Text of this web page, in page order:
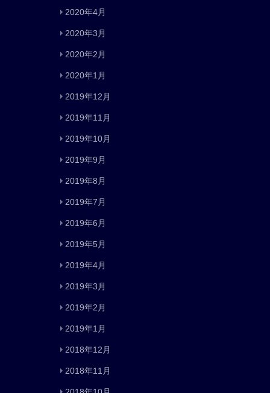
2020年4月
2020年3月
2020年2月
2020年1月
2019年12月
2019年11月
2019年10月
2019年9月
2019年8月
2019年7月
2019年6月
2019年5月
2019年4月
2019年3月
2019年2月
2019年1月
2018年12月
2018年11月